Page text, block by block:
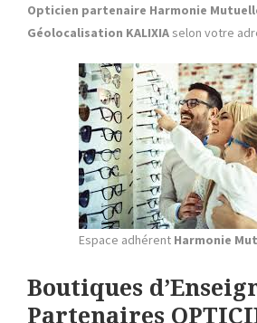
Opticien partenaire Harmonie
Géolocalisation KALIXIA selon votre
Espace adhérent Harmonie
Boutiques
Partenaires